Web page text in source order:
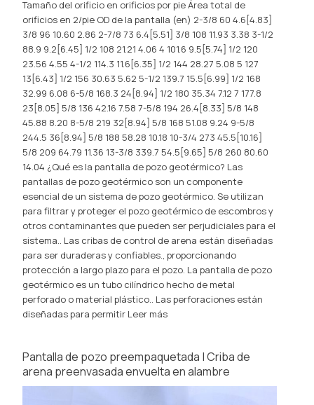
Tamaño del orificio en orificios por pie Área total de
orificios en 2/pie OD de la pantalla (en) 2-3/8 60 4.6[4.83]
3/8 96 10.60 2.86 2-7/8 73 6.4[5.51] 3/8 108 11.93 3.38 3-1/2
88.9 9.2[6.45] 1/2 108 21.21 4.06 4 101.6 9.5[5.74] 1/2 120
23.56 4.55 4-1/2 114.3 11.6[6.35] 1/2 144 28.27 5.08 5 127
13[6.43] 1/2 156 30.63 5.62 5-1/2 139.7 15.5[6.99] 1/2 168
32.99 6.08 6-5/8 168.3 24[8.94] 1/2 180 35.34 7.12 7 177.8
23[8.05] 5/8 136 42.16 7.58 7-5/8 194 26.4[8.33] 5/8 148
45.88 8.20 8-5/8 219 32[8.94] 5/8 168 51.08 9.24 9-5/8
244.5 36[8.94] 5/8 188 58.28 10.18 10-3/4 273 45.5[10.16]
5/8 209 64.79 11.36 13-3/8 339.7 54.5[9.65] 5/8 260 80.60
14.04 ¿Qué es la pantalla de pozo geotérmico? Las
pantallas de pozo geotérmico son un componente
esencial de un sistema de pozo geotérmico. Se utilizan
para filtrar y proteger el pozo geotérmico de escombros y
otros contaminantes que pueden ser perjudiciales para el
sistema.. Las cribas de control de arena están diseñadas
para ser duraderas y confiables., proporcionando
protección a largo plazo para el pozo. La pantalla de pozo
geotérmico es un tubo cilíndrico hecho de metal
perforado o material plástico.. Las perforaciones están
diseñadas para permitir Leer más
Pantalla de pozo preempaquetada | Criba de
arena preenvasada envuelta en alambre